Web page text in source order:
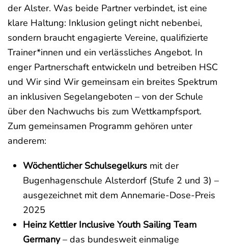
der Alster. Was beide Partner verbindet, ist eine
klare Haltung: Inklusion gelingt nicht nebenbei,
sondern braucht engagierte Vereine, qualifizierte
Trainer*innen und ein verlässliches Angebot. In
enger Partnerschaft entwickeln und betreiben HSC
und Wir sind Wir gemeinsam ein breites Spektrum
an inklusiven Segelangeboten – von der Schule
über den Nachwuchs bis zum Wettkampfsport.
Zum gemeinsamen Programm gehören unter
anderem:
Wöchentlicher Schulsegelkurs mit der
Bugenhagenschule Alsterdorf (Stufe 2 und 3) –
ausgezeichnet mit dem Annemarie-Dose-Preis
2025
Heinz Kettler Inclusive Youth Sailing Team
Germany– das bundesweit einmalige